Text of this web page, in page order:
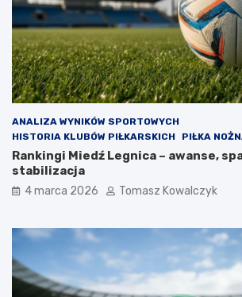
ANALIZA WYNIKÓW SPORTOWYCH
HISTORIA KLUBÓW PIŁKARSKICH
PIŁKA
Rankingi Miedź Legnica – awanse,
stabilizacja
4 marca 2026 Tomasz Kowalczyk